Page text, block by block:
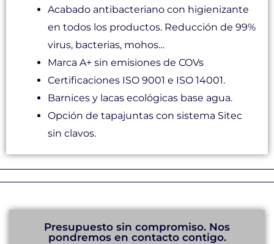
Acabado antibacteriano con higienizante
en todos los productos. Reducción de 99%
virus, bacterias, mohos…
Marca A+ sin emisiones de COVs
Certificaciones ISO 9001 e ISO 14001.
Barnices y lacas ecológicas base agua.
Opción de tapajuntas con sistema Sitec
sin clavos.
Presupuesto sin compromiso. Nos
pondremos en contacto contigo.